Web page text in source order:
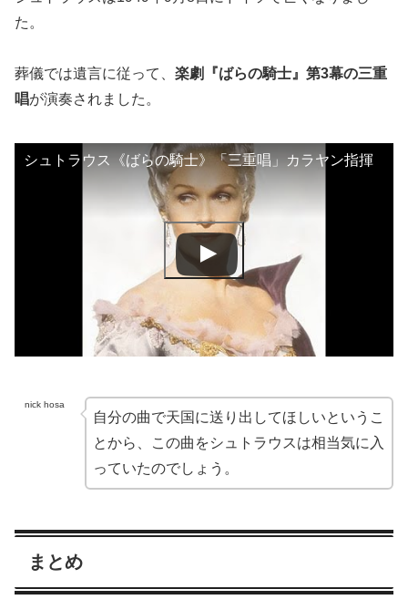
た。
葬儀では遺言に従って、 楽劇『ばらの騎士』第3幕の三重
唱が演奏されました。
シュトラウス《ばらの騎士》「三重唱」カラヤン指揮
nick hosa
自分の曲で天国に送り出してほしいというこ
とから、この曲をシュトラウスは相当気に入
っていたのでしょう。
まとめ